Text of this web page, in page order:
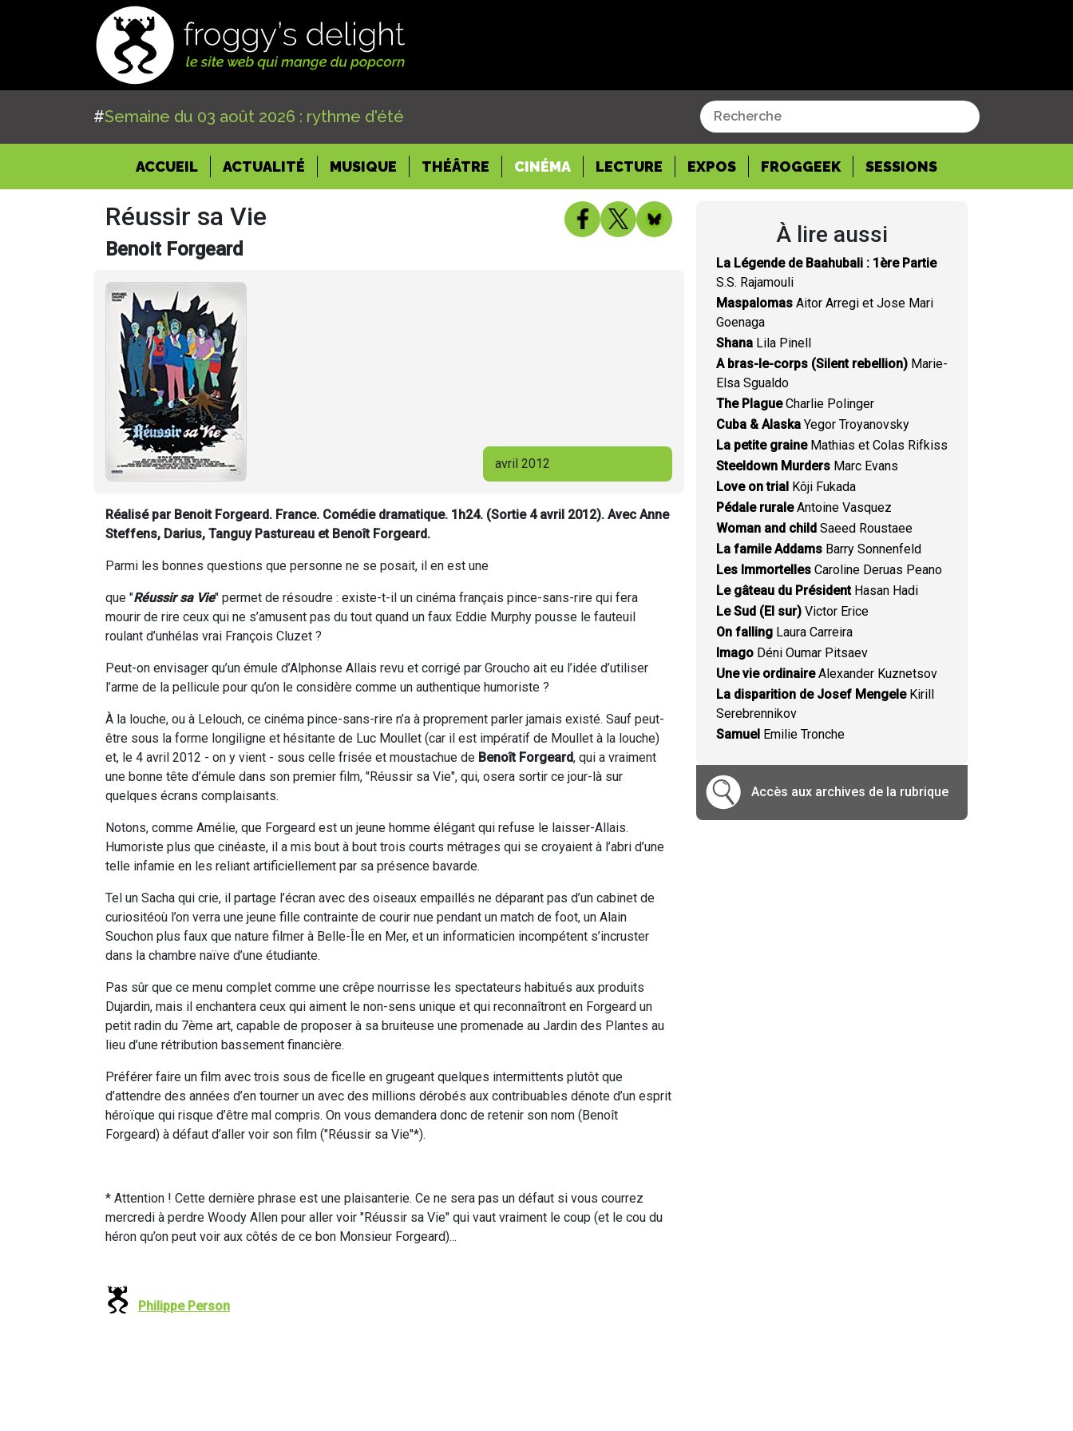
#Semaine du 03 août 2026 : rythme d'été
ACCUEIL(CURRENT)
ACTUALITÉ MUSIQUE THÉÂTRE CINÉMA LECTURE EXPOS FROGGEEK SESSIONS
Réussir sa Vie
Benoit Forgeard
avril 2012
Réalisé par Benoit Forgeard. France. Comédie dramatique. 1h24. (Sortie 4 avril 2012). Avec Anne
Steffens, Darius, Tanguy Pastureau et Benoît Forgeard.
Parmi les bonnes questions que personne ne se posait, il en est une
que "Réussir sa Vie" permet de résoudre : existe-t-il un cinéma français pince-sans-rire qui fera
mourir de rire ceux qui ne s’amusent pas du tout quand un faux Eddie Murphy pousse le fauteuil
roulant d’unhélas vrai François Cluzet ?
Peut-on envisager qu’un émule d’Alphonse Allais revu et corrigé par Groucho ait eu l’idée d’utiliser
l’arme de la pellicule pour qu’on le considère comme un authentique humoriste ?
À la louche, ou à Lelouch, ce cinéma pince-sans-rire n’a à proprement parler jamais existé. Sauf peut-
être sous la forme longiligne et hésitante de Luc Moullet (car il est impératif de Moullet à la louche)
et, le 4 avril 2012 - on y vient - sous celle frisée et moustachue de Benoît Forgeard, qui a vraiment
une bonne tête d’émule dans son premier film, "Réussir sa Vie", qui, osera sortir ce jour-là sur
quelques écrans complaisants.
Notons, comme Amélie, que Forgeard est un jeune homme élégant qui refuse le laisser-Allais.
Humoriste plus que cinéaste, il a mis bout à bout trois courts métrages qui se croyaient à l’abri d’une
telle infamie en les reliant artificiellement par sa présence bavarde.
Tel un Sacha qui crie, il partage l’écran avec des oiseaux empaillés ne déparant pas d’un cabinet de
curiositéoù l’on verra une jeune fille contrainte de courir nue pendant un match de foot, un Alain
Souchon plus faux que nature filmer à Belle-Île en Mer, et un informaticien incompétent s’incruster
dans la chambre naïve d’une étudiante.
Pas sûr que ce menu complet comme une crêpe nourrisse les spectateurs habitués aux produits
Dujardin, mais il enchantera ceux qui aiment le non-sens unique et qui reconnaîtront en Forgeard un
petit radin du 7ème art, capable de proposer à sa bruiteuse une promenade au Jardin des Plantes au
lieu d’une rétribution bassement financière.
Préférer faire un film avec trois sous de ficelle en grugeant quelques intermittents plutôt que
d’attendre des années d’en tourner un avec des millions dérobés aux contribuables dénote d’un esprit
héroïque qui risque d’être mal compris. On vous demandera donc de retenir son nom (Benoît
Forgeard) à défaut d’aller voir son film ("Réussir sa Vie"*).
* Attention ! Cette dernière phrase est une plaisanterie. Ce ne sera pas un défaut si vous courrez
mercredi à perdre Woody Allen pour aller voir "Réussir sa Vie" qui vaut vraiment le coup (et le cou du
héron qu’on peut voir aux côtés de ce bon Monsieur Forgeard)...
Philippe Person
À lire aussi
La Légende de Baahubali : 1ère Partie
S.S. Rajamouli
Maspalomas Aitor Arregi et Jose Mari
Goenaga
Shana Lila Pinell
A bras-le-corps (Silent rebellion) Marie-
Elsa Sgualdo
The PlagueCharlie Polinger
Cuba & Alaska Yegor Troyanovsky
La petite graineMathias et Colas Rifkiss
Steeldown Murders Marc Evans
Love on trial Kôji Fukada
Pédale ruraleAntoine Vasquez
Woman and child Saeed Roustaee
La famile Addams Barry Sonnenfeld
Les Immortelles Caroline Deruas Peano
Le gâteau du PrésidentHasan Hadi
Le Sud (El sur) Victor Erice
On falling Laura Carreira
Imago Déni Oumar Pitsaev
Une vie ordinaireAlexander Kuznetsov
La disparition de Josef MengeleKirill
Serebrennikov
Samuel Emilie Tronche
Accès aux archives de la rubrique